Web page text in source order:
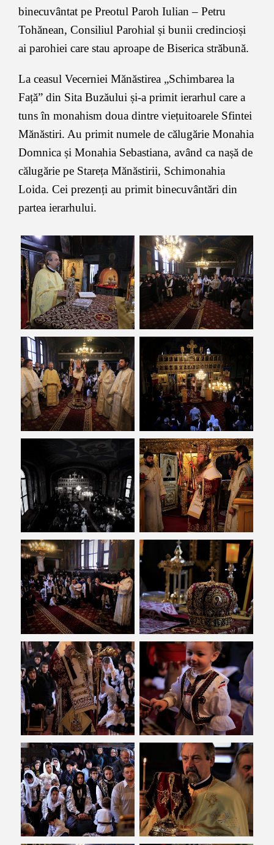
binecuvântat pe Preotul Paroh Iulian – Petru
Tohănean, Consiliul Parohial și bunii credincioși
ai parohiei care stau aproape de Biserica străbună.
La ceasul Vecerniei Mănăstirea „Schimbarea la
Față” din Sita Buzăului și-a primit ierarhul care a
tuns în monahism doua dintre viețuitoarele Sfintei
Mănăstiri. Au primit numele de călugărie Monahia
Domnica și Monahia Sebastiana, având ca nașă de
călugărie pe Stareța Mănăstirii, Schimonahia
Loida. Cei prezenți au primit binecuvântări din
partea ierarhului.